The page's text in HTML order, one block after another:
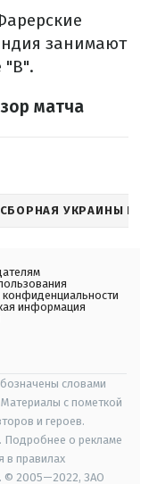
занимают
"В".
матча
СБОРНАЯ УКРАИНЫ
конфиденциальности
информация
словами
с пометкой
и героев.
Подробнее о рекламе
в правилах
© 2005—2022, ЗАО